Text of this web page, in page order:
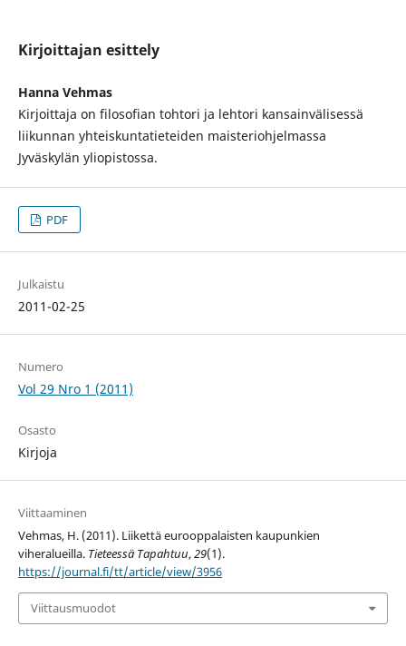
Kirjoittajan esittely
Hanna Vehmas
Kirjoittaja on filosofian tohtori ja lehtori kansainvälisessä
liikunnan yhteiskuntatieteiden maisteriohjelmassa
Jyväskylän yliopistossa.
PDF
Julkaistu
2011-02-25
Numero
Vol 29 Nro 1 (2011)
Osasto
Kirjoja
Viittaaminen
Vehmas, H. (2011). Liikettä eurooppalaisten kaupunkien
viheralueilla. Tieteessä Tapahtuu,29(1).
https://journal.fi/tt/article/view/3956
Viittausmuodot